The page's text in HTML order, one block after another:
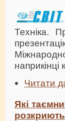
Техніка.
Читати
Які